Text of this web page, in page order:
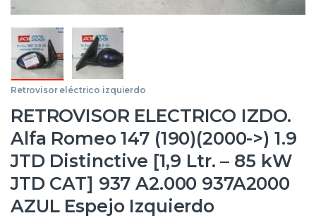
Retrovisor eléctrico izquierdo
RETROVISOR ELECTRICO IZDO.
Alfa Romeo 147 (190)(2000->) 1.9
JTD Distinctive [1,9 Ltr. – 85 kW
JTD CAT] 937 A2.000 937A2000
AZUL Espejo Izquierdo